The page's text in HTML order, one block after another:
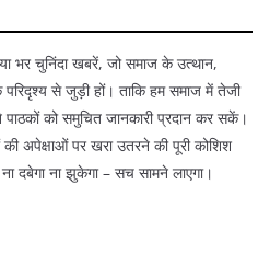
भर चुनिंदा खबरें, जो समाज के उत्थान,
परिदृश्य से जुड़ी हों। ताकि हम समाज में तेजी
को समुचित जानकारी प्रदान कर सकें।
अपेक्षाओं पर खरा उतरने की पूरी कोशिश
ना दबेगा ना झुकेगा – सच सामने लाएगा।